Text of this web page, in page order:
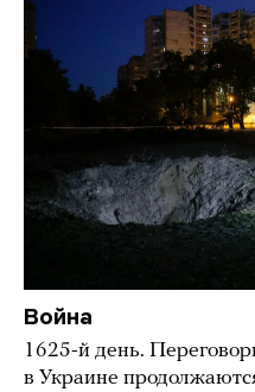
Война
1625-й день.
в Украине